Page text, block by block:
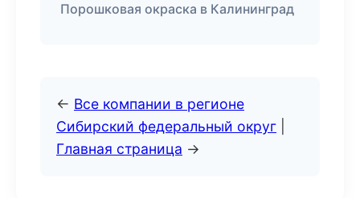
Порошковая окраска в Калининград
← Все компании в регионе
Сибирский федеральный округ
Главная страница →